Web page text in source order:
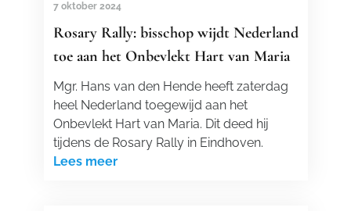
7 oktober 2024
Rosary Rally: bisschop wijdt Nederland
toe aan het Onbevlekt Hart van Maria
Mgr. Hans van den Hende heeft zaterdag
heel Nederland toegewijd aan het
Onbevlekt Hart van Maria. Dit deed hij
tijdens de Rosary Rally in Eindhoven.
Lees meer